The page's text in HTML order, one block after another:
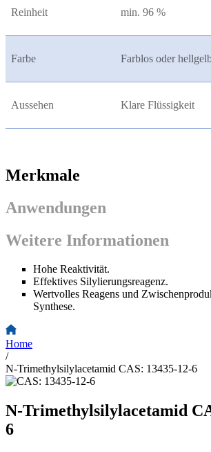
Reinheit min. 96 %
Farbe Farblos oder
Aussehen Klare Flüssigkeit
Merkmale
Anwendungen
Weitere Informationen
Hohe Reaktivität.
Effektives Silylierungsreagenz.
Wertvolles Reagens und
Synthese.
Home
/
N-Trimethylsilylacetamid CAS: 13435-12-6
N-Trimethylsilylacetamid
6